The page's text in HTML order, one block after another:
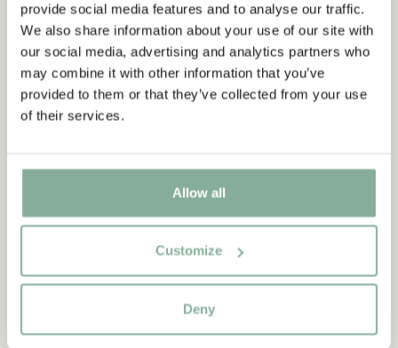
provide social media features and to analyse our traffic.
We also share information about your use of our site with
our social media, advertising and analytics partners who
may combine it with other information that you’ve
provided to them or that they’ve collected from your use
of their services.
Allow all
Customize
Deny
“Den som är väldigt stark
måste också vara väldigt
snäll.”